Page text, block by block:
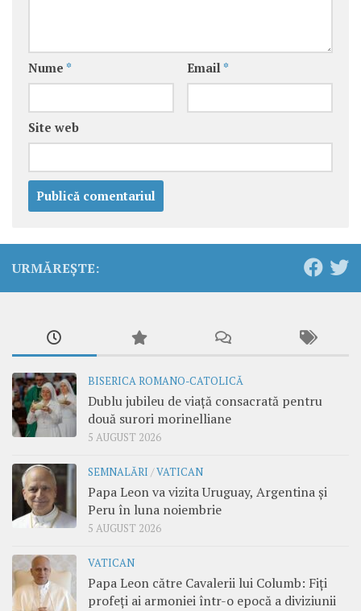
Nume * Email *
Site web
URMĂREȘTE:
BISERICA ROMANO-CATOLICĂ
Dublu jubileu de viață consacrată pentru
două surori morinelliane
5 AUGUST 2026
SEMNALĂRI /VATICAN
Papa Leon va vizita Uruguay, Argentina și
Peru în luna noiembrie
5 AUGUST 2026
VATICAN
Papa Leon către Cavalerii lui Columb: Fiți
profeți ai armoniei într-o epocă a diviziunii